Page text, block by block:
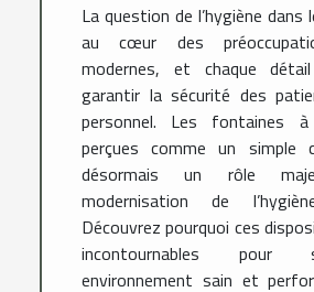
La question de l’hygiène
au cœur des
modernes, et chaque
garantir la sécurité des
personnel. Les fontaines
perçues comme un simple
désormais un rôle
modernisation de
Découvrez pourquoi ces
incontournables pour
environnement sain et